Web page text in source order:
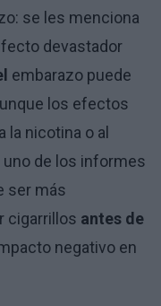
se les menciona
devastador
embarazo puede
los efectos
nicotina o al
uno de los informes
ser más
cigarrillos antes de
negativo en